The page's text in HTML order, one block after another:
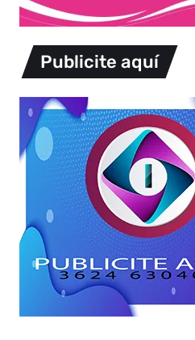
Publicite aquí